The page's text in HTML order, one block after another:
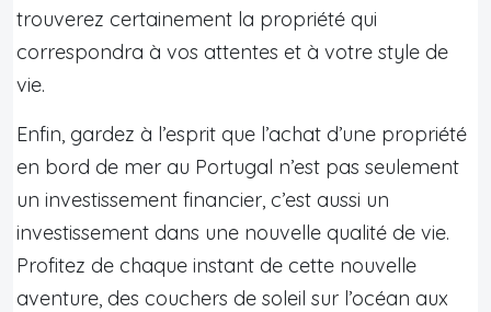
trouverez certainement la propriété qui
correspondra à vos attentes et à votre style de
vie.
Enfin, gardez à l’esprit que l’achat d’une propriété
en bord de mer au Portugal n’est pas seulement
un investissement financier, c’est aussi un
investissement dans une nouvelle qualité de vie.
Profitez de chaque instant de cette nouvelle
aventure, des couchers de soleil sur l’océan aux